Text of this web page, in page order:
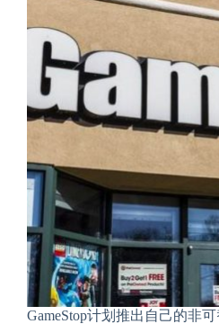
GameStop计划推出自己的非